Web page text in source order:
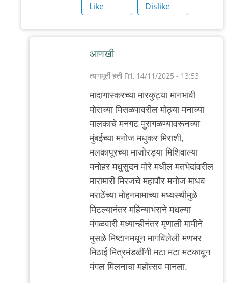
Like
Dislike
आणखी
त्यागमूर्ती हत्ती Fri, 14/11/2025 - 13:53
reply
आणखी
by
त्यागमूर्ती
मादागास्करच्या मारकुट्या मानभावी
मोराच्या मिसळपावरील मोठ्या मनाच्या
मालकाचे मनगट मुरागळण्यावरूनच्या
मुंबईच्या मनोज मधुकर मिराशी,
मलकापूरच्या माजोरड्या मिशिवाल्या
मनोहर मधुसुदन मोरे मधील मतभेदांवरील
मारामारी मिरजचे महापौर मनोज माधव
मराठेंच्या मोहनमामाच्या मध्यस्थीमुळे
मिटल्यानंतर महिन्याभराने मधल्या
मंगळवारी मध्यान्हीनंतर मृणाली मामीने
मुसळे मिष्टानमधून मागविलेली मणभर
मिठाई मित्रमंडळींनी मटा मटा मटकावून
मंगल मिलनाचा महोत्सव मानला.